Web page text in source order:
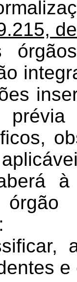
prévia